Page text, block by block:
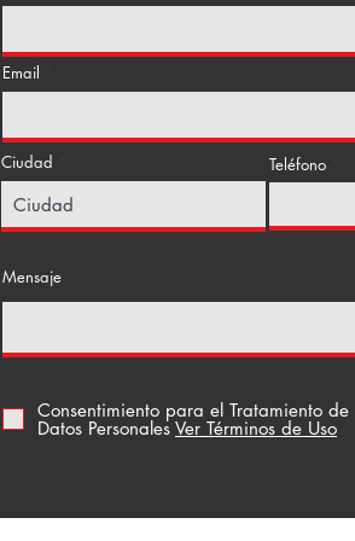
Email
Ciudad Teléfono
Mensaje
Consentimiento para el Tratamiento de
Datos Personales Ver Términos de Uso